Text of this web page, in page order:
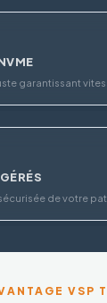
garantissant
de votre
VSP